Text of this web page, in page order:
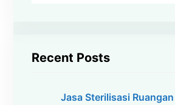
Recent Posts
Jasa Sterilisasi